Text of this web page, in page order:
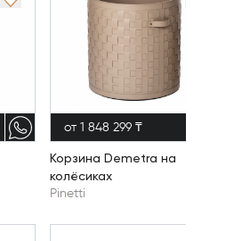
от 1 848 299 ₸
Корзина Demetra на
колёсиках
Pinetti